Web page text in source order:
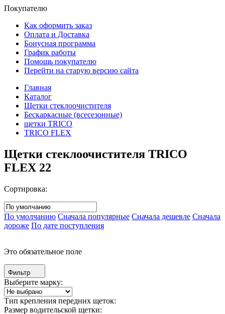
Покупателю
Как оформить заказ
Оплата и Доставка
Бонусная программа
График работы
Помощь покупателю
Перейти на старую версию сайта
Главная
Каталог
Щетки стеклоочистителя
Бескаркасные (всесезонные)
щетки TRICO
TRICO FLEX
Щетки стеклоочистителя TRICO
FLEX 22
Сортировка:
По умолчанию Сначала популярные Сначала дешевле Сначала
дороже По дате поступления
Это обязательное поле
Фильтр
Выберите марку:
Тип крепления передних щеток:
Размер водительской щетки: